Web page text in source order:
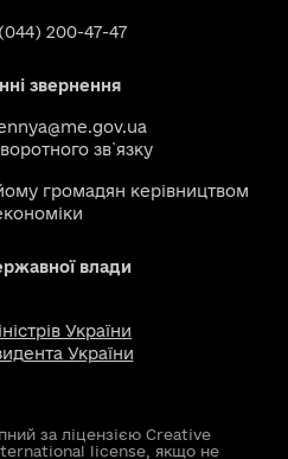
200-47-47
звернення
зв`язку
громадян керівництвом
влади
України
України
за ліцензією Creative
license, якщо не